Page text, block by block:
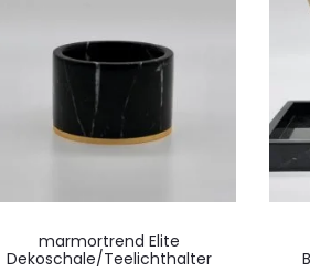
marmortrend Elite
Dekoschale/Teelichthalter